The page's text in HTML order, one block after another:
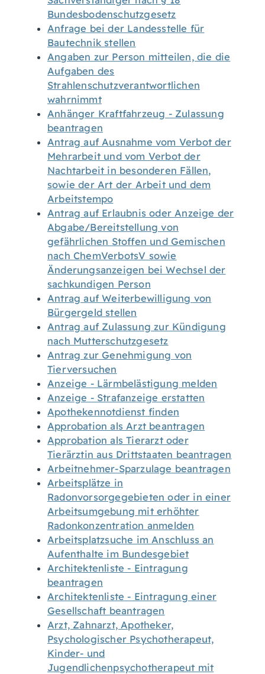
Bundesbodenschutzgesetz
Anfrage bei der Landesstelle für
Bautechnik stellen
Angaben zur Person mitteilen, die die
Aufgaben des
Strahlenschutzverantwortlichen
wahrnimmt
Anhänger Kraftfahrzeug - Zulassung
beantragen
Antrag auf Ausnahme vom Verbot der
Mehrarbeit und vom Verbot der
Nachtarbeit in besonderen Fällen,
sowie der Art der Arbeit und dem
Arbeitstempo
Antrag auf Erlaubnis oder Anzeige der
Abgabe/Bereitstellung von
gefährlichen Stoffen und Gemischen
nach ChemVerbotsV sowie
Änderungsanzeigen bei Wechsel der
sachkundigen Person
Antrag auf Weiterbewilligung von
Bürgergeld stellen
Antrag auf Zulassung zur Kündigung
nach Mutterschutzgesetz
Antrag zur Genehmigung von
Tierversuchen
Anzeige - Lärmbelästigung melden
Anzeige - Strafanzeige erstatten
Apothekennotdienst finden
Approbation als Arzt beantragen
Approbation als Tierarzt oder
Tierärztin aus Drittstaaten beantragen
Arbeitnehmer-Sparzulage beantragen
Arbeitsplätze in
Radonvorsorgegebieten oder in einer
Arbeitsumgebung mit erhöhter
Radonkonzentration anmelden
Arbeitsplatzsuche im Anschluss an
Aufenthalte im Bundesgebiet
Architektenliste - Eintragung
beantragen
Architektenliste - Eintragung einer
Gesellschaft beantragen
Arzt, Zahnarzt, Apotheker,
Psychologischer Psychotherapeut,
Kinder- und
Jugendlichenpsychotherapeut mit